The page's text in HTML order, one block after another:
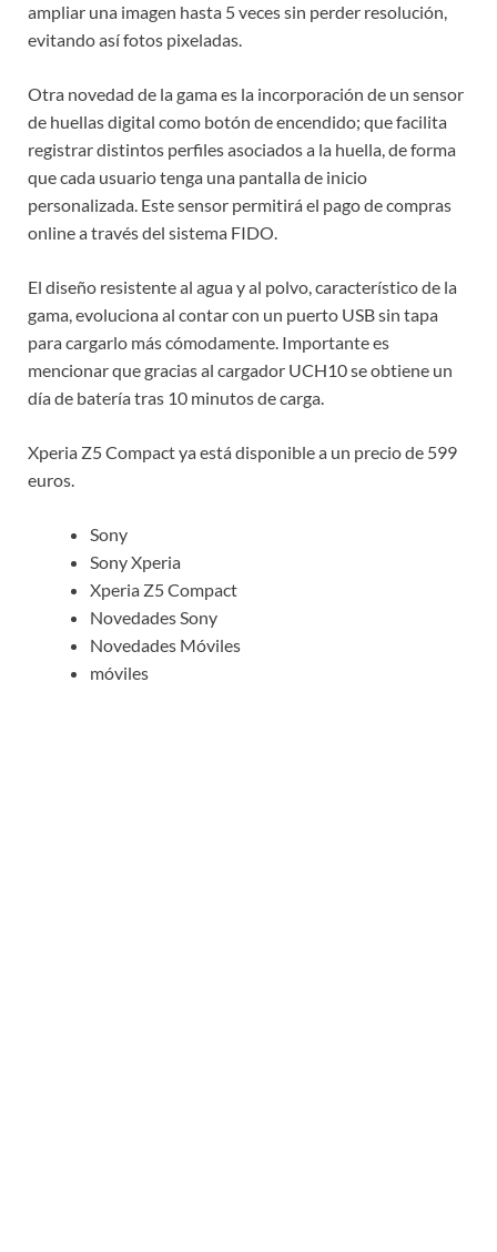
ampliar una imagen hasta 5 veces sin perder resolución,
evitando así fotos pixeladas.
Otra novedad de la gama es la incorporación de un sensor
de huellas digital como botón de encendido; que facilita
registrar distintos perfiles asociados a la huella, de forma
que cada usuario tenga una pantalla de inicio
personalizada. Este sensor permitirá el pago de compras
online a través del sistema FIDO.
El diseño resistente al agua y al polvo, característico de la
gama, evoluciona al contar con un puerto USB sin tapa
para cargarlo más cómodamente. Importante es
mencionar que gracias al cargador UCH10 se obtiene un
día de batería tras 10 minutos de carga.
Xperia Z5 Compact ya está disponible a un precio de 599
euros.
Sony
Sony Xperia
Xperia Z5 Compact
Novedades Sony
Novedades Móviles
móviles